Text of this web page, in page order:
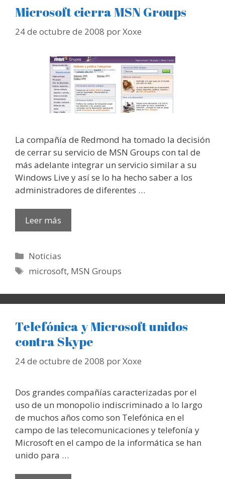
Microsoft cierra MSN Groups
24 de octubre de 2008 porXoxe
La compañía de Redmond ha tomado la decisión
de cerrar su servicio de MSN Groups con tal de
más adelante integrar un servicio similar a su
Windows Live y así se lo ha hecho saber a los
administradores de diferentes …
Leer más
Categorías
Noticias
Etiquetas
microsoft, MSN Groups
Telefónica y Microsoft unidos
contra Skype
24 de octubre de 2008 porXoxe
Dos grandes compañías caracterizadas por el
uso de un monopolio indiscriminado a lo largo
de muchos años como son Telefónica en el
campo de las telecomunicaciones y telefonía y
Microsoft en el campo de la informática se han
unido para …